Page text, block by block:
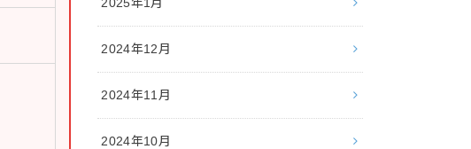
2024年12月
2024年11月
2024年10月